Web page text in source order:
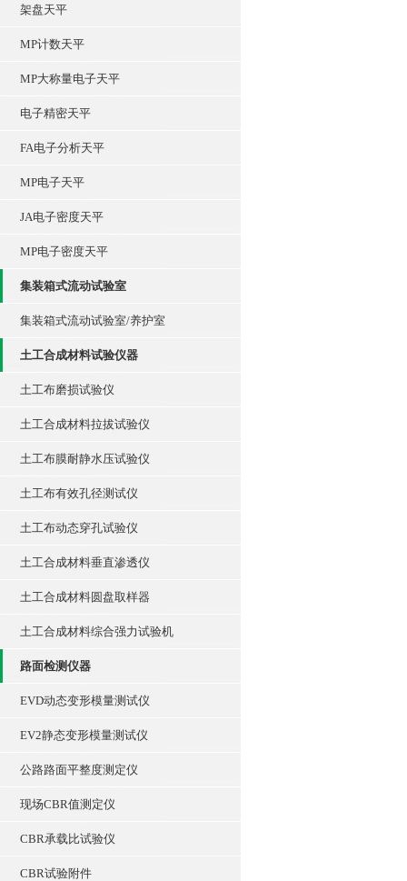
架盘天平
MP计数天平
MP大称量电子天平
电子精密天平
FA电子分析天平
MP电子天平
JA电子密度天平
MP电子密度天平
集装箱式流动试验室
集装箱式流动试验室/养护室
土工合成材料试验仪器
土工布磨损试验仪
土工合成材料拉拔试验仪
土工布膜耐静水压试验仪
土工布有效孔径测试仪
土工布动态穿孔试验仪
土工合成材料垂直渗透仪
土工合成材料圆盘取样器
土工合成材料综合强力试验机
路面检测仪器
EVD动态变形模量测试仪
EV2静态变形模量测试仪
公路路面平整度测定仪
现场CBR值测定仪
CBR承载比试验仪
CBR试验附件